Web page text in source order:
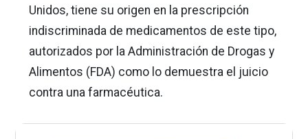
Unidos, tiene su origen en la prescripción
indiscriminada de medicamentos de este tipo,
autorizados por la Administración de Drogas y
Alimentos (FDA) como lo demuestra el juicio
contra una farmacéutica.